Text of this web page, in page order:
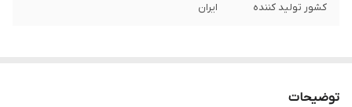
کشور تولید کننده ایران
توضیحات